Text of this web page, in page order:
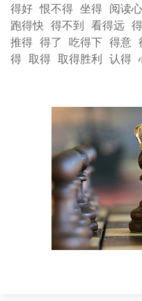
得好 恨不得 坐得 阅读
跑得快 得不到 看得远
推得 得了 吃得下 得意
得 取得 取得胜利 认得